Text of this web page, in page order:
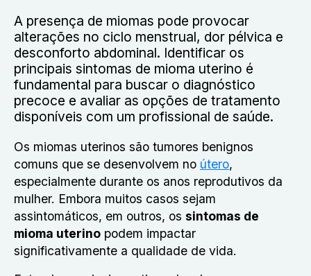
A presença de miomas pode provocar
alterações no ciclo menstrual, dor pélvica e
desconforto abdominal. Identificar os
principais sintomas de mioma uterino é
fundamental para buscar o diagnóstico
precoce e avaliar as opções de tratamento
disponíveis com um profissional de saúde.
Os miomas uterinos são tumores benignos
comuns que se desenvolvem no útero,
especialmente durante os anos reprodutivos da
mulher. Embora muitos casos sejam
assintomáticos, em outros, os sintomas de
mioma uterino podem impactar
significativamente a qualidade de vida.